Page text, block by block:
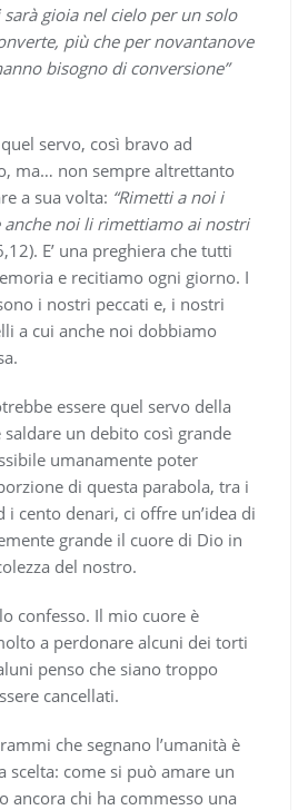
sarà gioia nel cielo per un solo
più che per novantanove
bisogno di conversione”
servo, così bravo ad
ma… non sempre altrettanto
a sua volta: “Rimetti a noi i
noi li rimettiamo ai nostri
E’ una preghiera che tutti
e recitiamo ogni giorno. I
i nostri peccati e, i nostri
a cui anche noi dobbiamo
essere quel servo della
saldare un debito così grande
umanamente poter
di questa parabola, tra i
i cento denari, ci offre un’idea di
grande il cuore di Dio in
del nostro.
confesso. Il mio cuore è
a perdonare alcuni dei torti
penso che siano troppo
cancellati.
che segnano l’umanità è
scelta: come si può amare un
ancora chi ha commesso una